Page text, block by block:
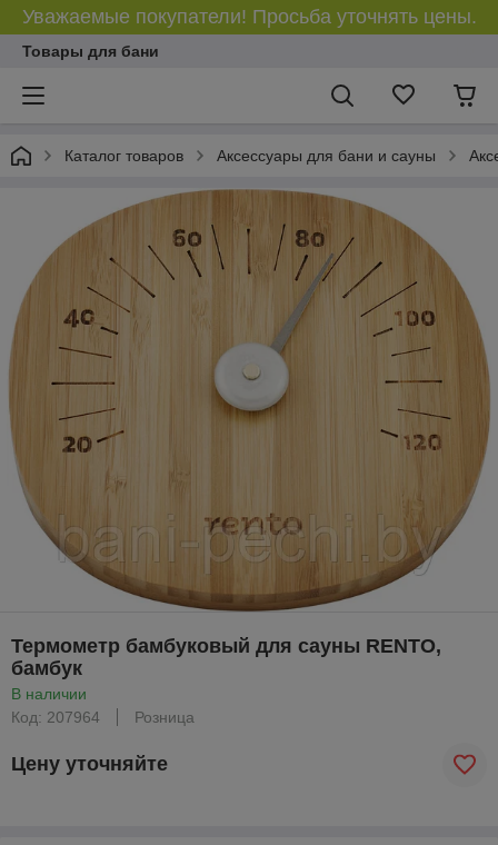
Уважаемые покупатели! Просьба уточнять цены.
Товары для бани
Каталог товаров Аксессуары для бани и сауны
Термометр бамбуковый для сауны RENTO,
бамбук
В наличии
Код: 207964
Розница
Цену уточняйте